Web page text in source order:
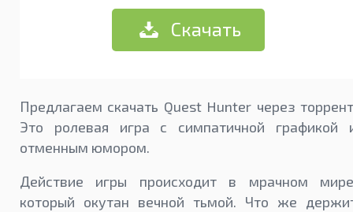
Скачать
Предлагаем скачать Quest Hunter через
Это ролевая игра с симпатичной графикой
отменным юмором.
Действие игры происходит в мрачном
который окутан вечной тьмой. Что же